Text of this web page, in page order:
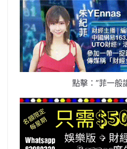
點擊：”菲一般